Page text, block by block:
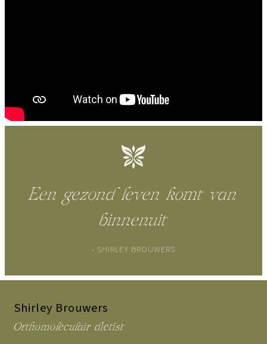
Een gezond leven komt van
binnenuit
- SHIRLEY BROUWERS
Shirley Brouwers
Orthomoleculair dietist